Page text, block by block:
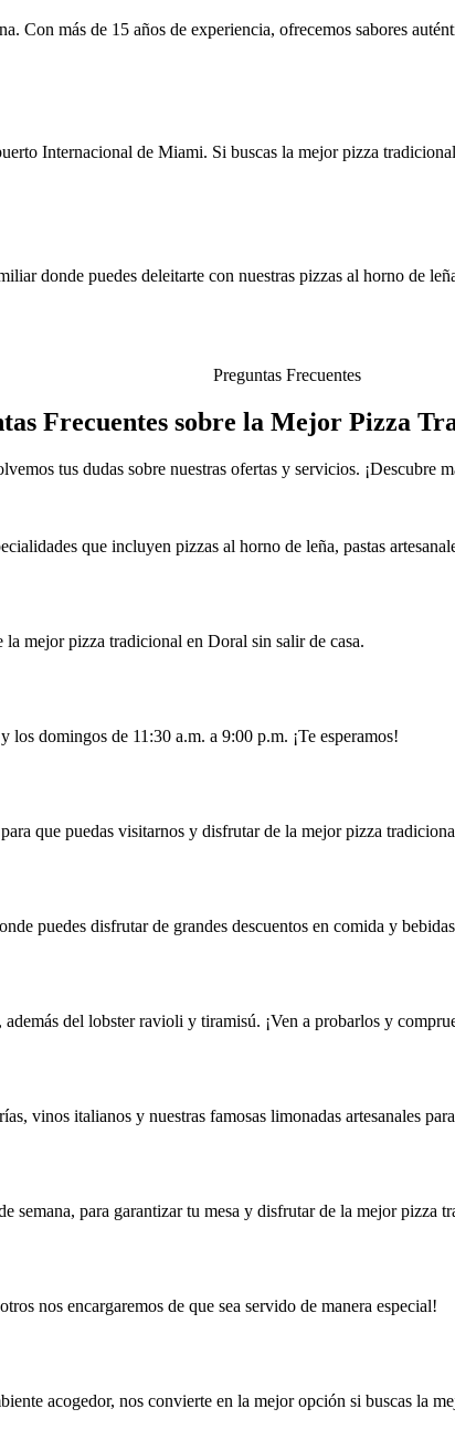
Con más de 15 años de experiencia, ofrecemos sabores
Internacional de Miami. Si buscas la mejor pizza
donde puedes deleitarte con nuestras pizzas al horno de
Preguntas Frecuentes
Frecuentes sobre la Mejor Pizza
tus dudas sobre nuestras ofertas y servicios. ¡Descubre
que incluyen pizzas al horno de leña, pastas
mejor pizza tradicional en Doral sin salir de casa.
los domingos de 11:30 a.m. a 9:00 p.m. ¡Te esperamos!
que puedas visitarnos y disfrutar de la mejor pizza
puedes disfrutar de grandes descuentos en comida y
además del lobster ravioli y tiramisú. ¡Ven a probarlos y
vinos italianos y nuestras famosas limonadas artesanales
semana, para garantizar tu mesa y disfrutar de la mejor pizza
nos encargaremos de que sea servido de manera especial!
acogedor, nos convierte en la mejor opción si buscas la